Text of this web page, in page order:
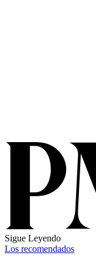
Sigue Leyendo
Los recomendados